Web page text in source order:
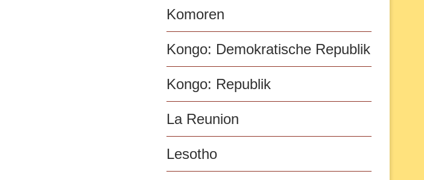
Komoren
Kongo: Demokratische Republik
Kongo: Republik
La Reunion
Lesotho